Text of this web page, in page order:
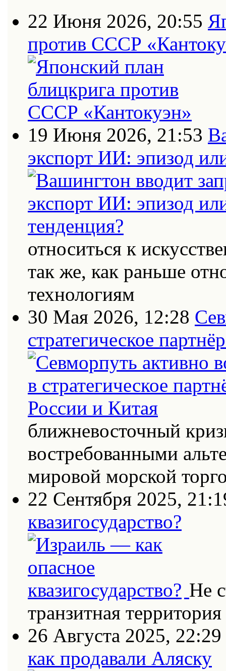
22 Июня 2026, 20:55
против СССР
19 Июня 2026, 21:53
экспорт ИИ: эпизод
относиться к
так же, как раньше
технологиям
30 Мая 2026, 12:28
стратегическое
ближневосточный
востребованными
мировой морской
22 Сентября 2025,
квазигосударство?
Не
транзитная территория
26 Августа 2025, 22:29
как продавали Аляску